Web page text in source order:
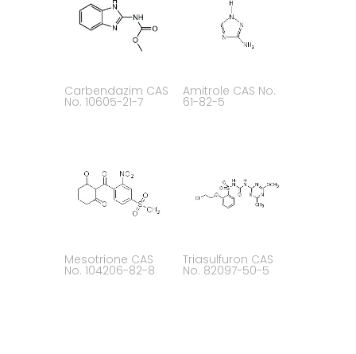
Carbendazim CAS
No. 10605-21-7
Amitrole CAS No.
61-82-5
Mesotrione CAS
No. 104206-82-8
Triasulfuron CAS
No. 82097-50-5